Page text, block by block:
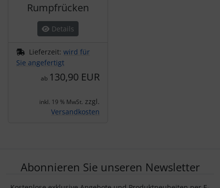
Rumpfrücken
Details
Lieferzeit: wird für
Sie angefertigt
ab 130,90 EUR
inkl. 19 % MwSt. zzgl.
Versandkosten
Abonnieren Sie unseren Newsletter